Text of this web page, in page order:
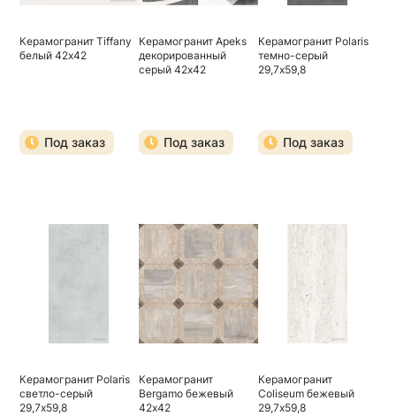
Керамогранит Tiffany
белый 42х42
Под заказ
Керамогранит Apeks
декорированный
серый 42х42
Под заказ
Керамогранит Polaris
темно-серый
29,7х59,8
Под заказ
Керамогранит Polaris
светло-серый
29,7х59,8
Керамогранит
Bergamo бежевый
42х42
Керамогранит
Coliseum бежевый
29,7х59,8